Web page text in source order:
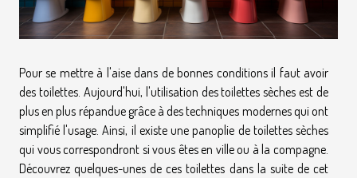
Pour se mettre à l'aise dans de bonnes conditions il faut avoir
des toilettes. Aujourd'hui, l'utilisation des toilettes sèches est de
plus en plus répandue grâce à des techniques modernes qui ont
simplifié l'usage. Ainsi, il existe une panoplie de toilettes sèches
qui vous correspondront si vous êtes en ville ou à la compagne.
Découvrez quelques-unes de ces toilettes dans la suite de cet